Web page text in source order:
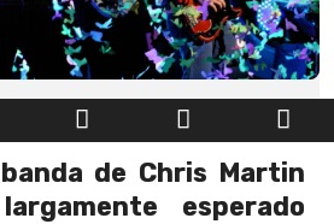
de Chris Martin
esperado